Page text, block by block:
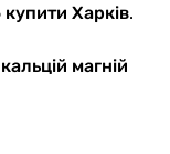
купити Харків.
магній